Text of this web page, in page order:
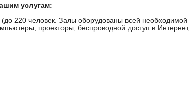
услугам:
220 человек. Залы оборудованы всей необходимой
проекторы, беспроводной доступ в Интернет,